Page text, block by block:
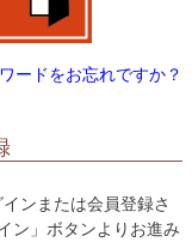
ードをお忘れですか？
ンまたは会員登録さ
ン」ボタンよりお進み